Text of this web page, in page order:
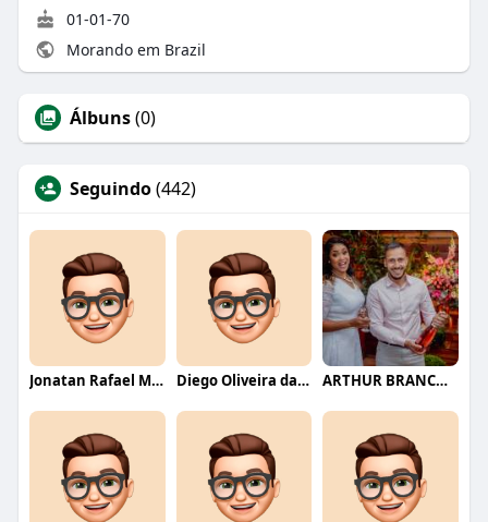
01-01-70
Morando em Brazil
Álbuns(0)
Seguindo(442)
Jonatan Rafael Mello Diego Oliveira da Motta ARTHUR BRANCO FERNANDES